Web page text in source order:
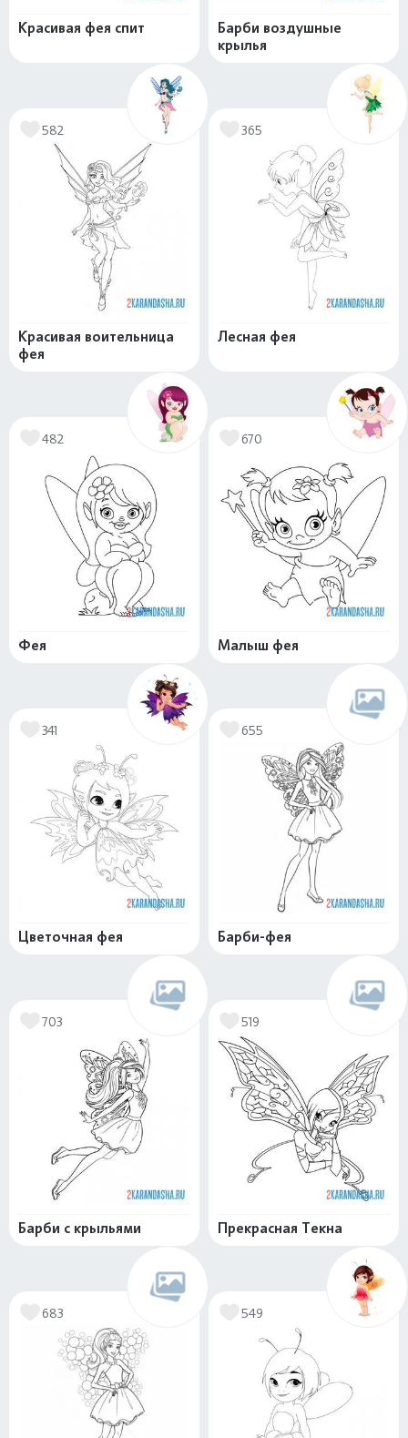
Красивая фея спит
Барби воздушные
крылья
582
Красивая воительница
фея
365
Лесная фея
482
Фея
670
Малыш фея
341
Цветочная фея
655
Барби-фея
703
Барби с крыльями
519
Прекрасная Текна
683 549